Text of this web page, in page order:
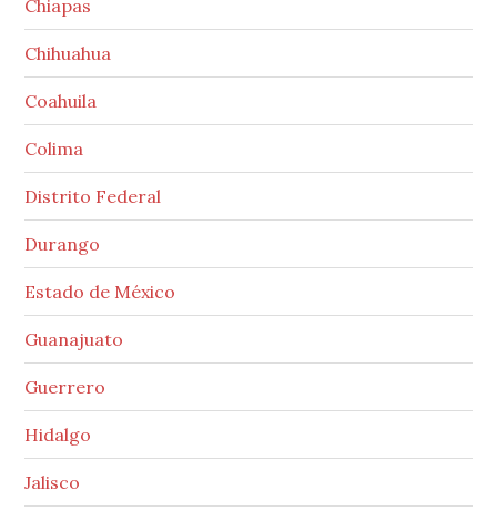
Chiapas
Chihuahua
Coahuila
Colima
Distrito Federal
Durango
Estado de México
Guanajuato
Guerrero
Hidalgo
Jalisco